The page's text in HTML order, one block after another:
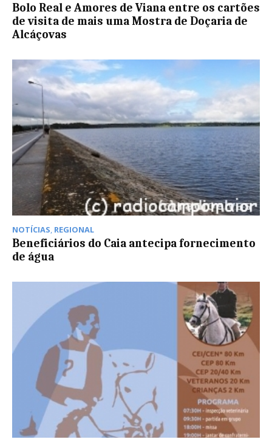
Bolo Real e Amores de Viana entre os cartões
de visita de mais uma Mostra de Doçaria de
Alcáçovas
NOTÍCIAS, REGIONAL
Beneficiários do Caia antecipa fornecimento
de água